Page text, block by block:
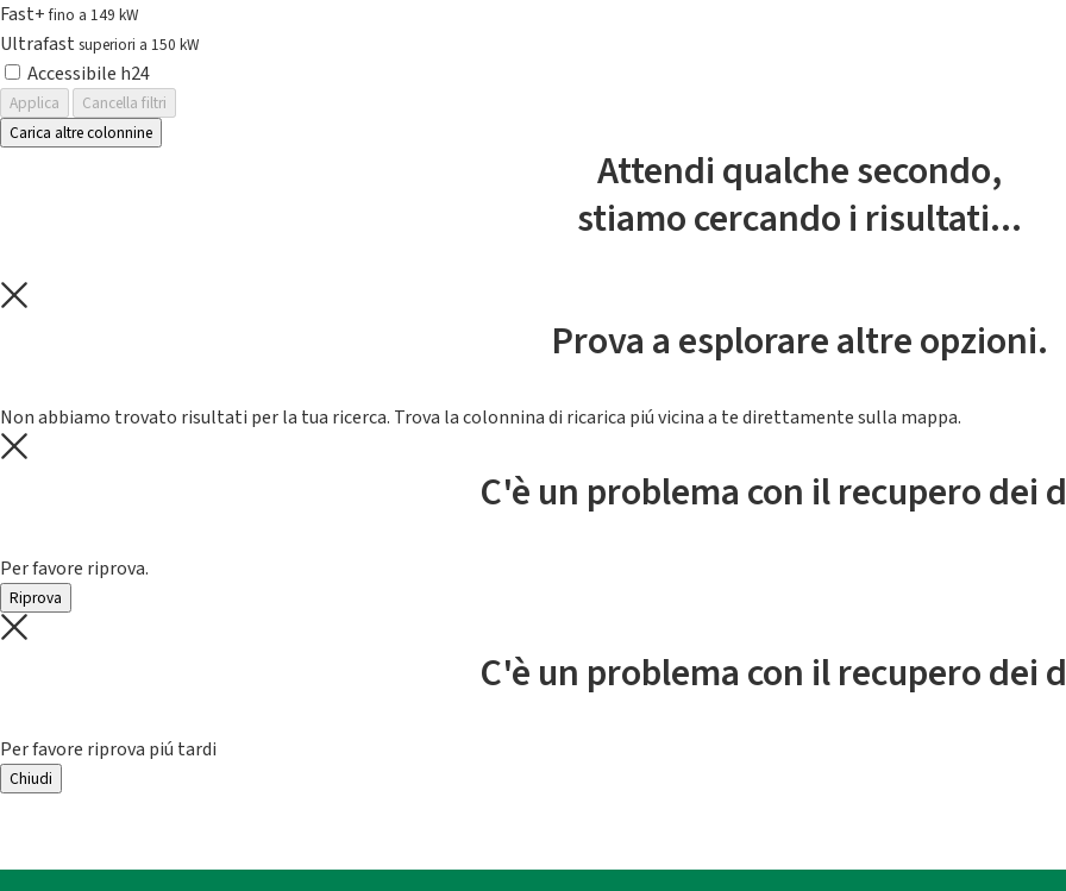
Fast+fino a 149 kW
Ultrafast superiori a 150 kW
Accessibile h24
Applica
Cancella filtri
Carica altre colonnine
Attendi qualche secondo,
stiamo cercando i risultati...
Prova a esplorare altre opzioni.
Non abbiamo trovato risultati per la tua ricerca. Trova la colonnina di ricarica piú vicina a te direttamente sulla mappa.
C'è un problema con il recupero dei
Per favore riprova.
Riprova
C'è un problema con il recupero dei
Per favore riprova piú tardi
Chiudi